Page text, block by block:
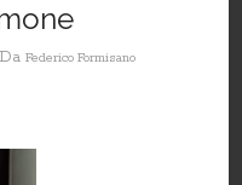
Da Federico Formisano